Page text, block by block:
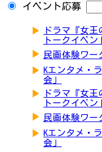
イベント応募
▶
ドラマ『女
トークイベン
▶ 民画体験ワ
▶ Kエンタメ・
会」
▶
ドラマ『女
トークイベン
▶ 民画体験ワ
▶ Kエンタメ・
会」